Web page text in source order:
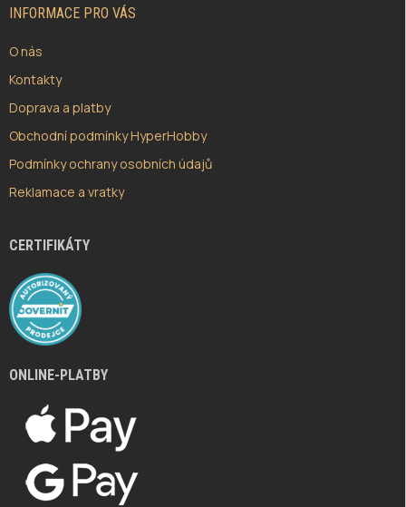
INFORMACE PRO VÁS
O nás
Kontakty
Doprava a platby
Obchodní podmínky HyperHobby
Podmínky ochrany osobních údajů
Reklamace a vratky
CERTIFIKÁTY
ONLINE-PLATBY